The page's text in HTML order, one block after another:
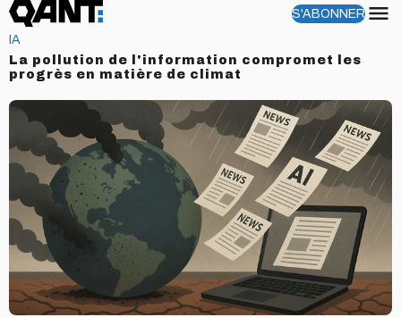
S'ABONNER
Menu
IA
La pollution de l'information compromet les
progrès en matière de climat